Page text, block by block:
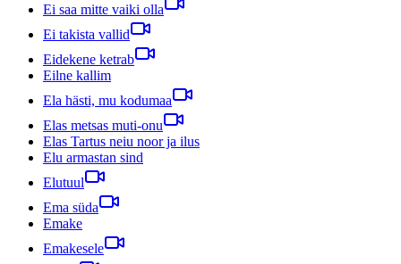
Ei saa mitte vaiki olla
Ei takista vallid
Eidekene ketrab
Eilne kallim
Ela hästi, mu kodumaa
Elas metsas muti-onu
Elas Tartus neiu noor ja ilus
Elu armastan sind
Elutuul
Ema süda
Emake
Emakesele